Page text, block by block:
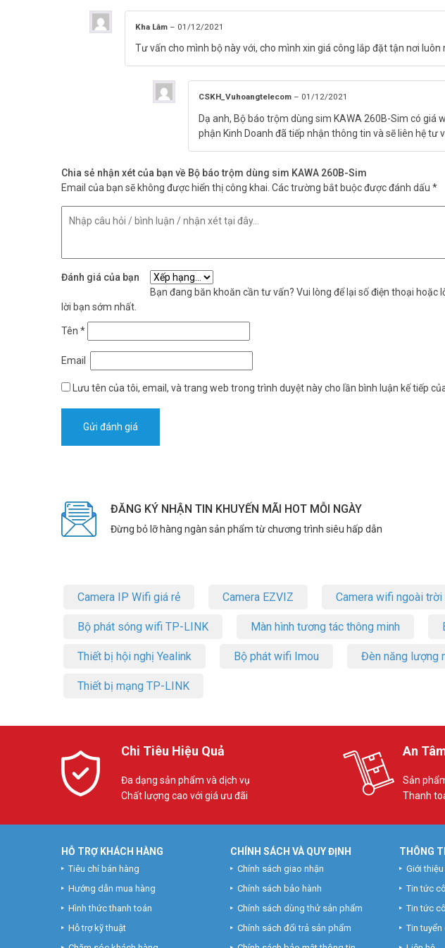
Kha Lâm – 01/12/2021
Tư vấn cho mình bộ này với, cho mình xin giá công lắp đặt tận nơi luôn
CSKH_Vuhoangtelecom – 01/12/2021
Dạ anh, Bộ báo trộm dùng sim KAWA 260B-Sim có giá
phận Kinh Doanh đã tiếp nhận thông tin và sẽ liên hệ tư
Chia sẻ nhận xét của bạn về Bộ báo trộm dùng sim KAWA 260B-Sim
Email của bạn sẽ không được hiển thị công khai. Các trường bắt buộc được đánh dấu *
Đánh giá của bạn
Bạn đang băn khoăn cần tư vấn? Vui lòng để lại số điện thoại hoặc
lời bạn sớm nhất.
Tên *
Email
Lưu tên của tôi, email, và trang web trong trình duyệt này cho lần bình luận kế tiếp
ĐĂNG KÝ NHẬN TIN KHUYẾN MÃI HOT MỖI NGÀY
Đừng bỏ lỡ hàng ngàn sản phẩm từ chương trình siêu hấp dẫn
Camera IP Wifi giá rẻ Camera EZVIZ Camera wifi ngoài
Bộ phát sóng wifi TP-LINK Màn hình tương tác thông minh
Thiết bị hội nghị Yealink Bộ phát wifi Imou Đèn năng lượng
Thiết bị mạng TP-LINK
Chi Tiêu Hiệu Quả
Đa dạng sản phẩm và dịch vụ
Chất lượng cao với giá ưu đãi
An
Sản
Thanh
HỖ TRỢ KHÁCH HÀNG
Tiêu chí bán hàng
Hướng dẫn mua hàng
Hình thức thanh toán
Hỗ trợ kỹ thuật
CHÍNH SÁCH VÀ QUY ĐỊNH
Chính sách giao nhận
Chính sách bảo hành
Chính sách dùng thử sản phẩm
Chính sách đổi trả sản phẩm
THÔNG
Giới
Tin tức
Tin tức
Tin tuyển